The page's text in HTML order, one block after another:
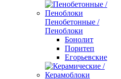
Пенобетонные /
Пеноблоки
Бонолит
Поритеп
Егорьевские